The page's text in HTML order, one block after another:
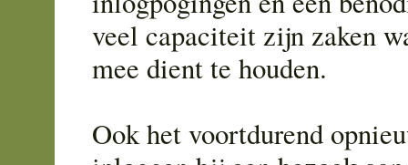
veel capaciteit zijn zaken
mee dient te houden.
Ook het voortdurend